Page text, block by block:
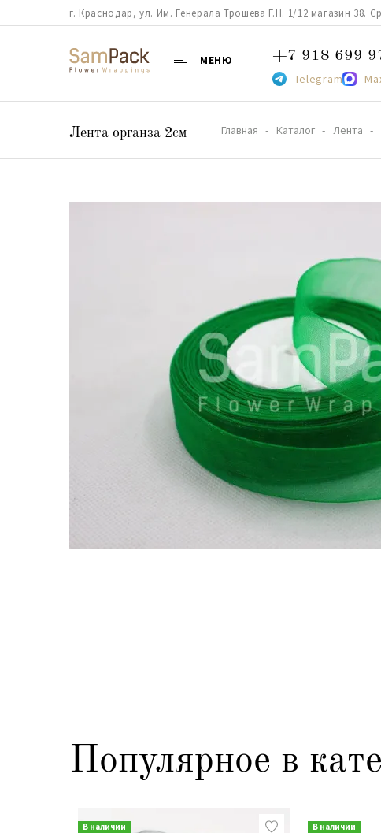
г. Краснодар, ул. Им. Генерала Трошева Г.Н. 1/12 магазин 38.
МЕНЮ +7 918 699
Telegram
Лента органза 2см Главная Каталог Лента
Популярное в
В наличии В наличии